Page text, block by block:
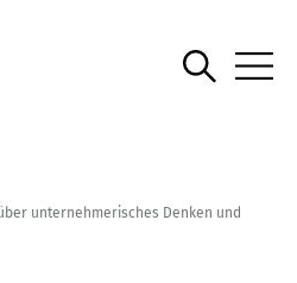
unternehmerisches Denken und